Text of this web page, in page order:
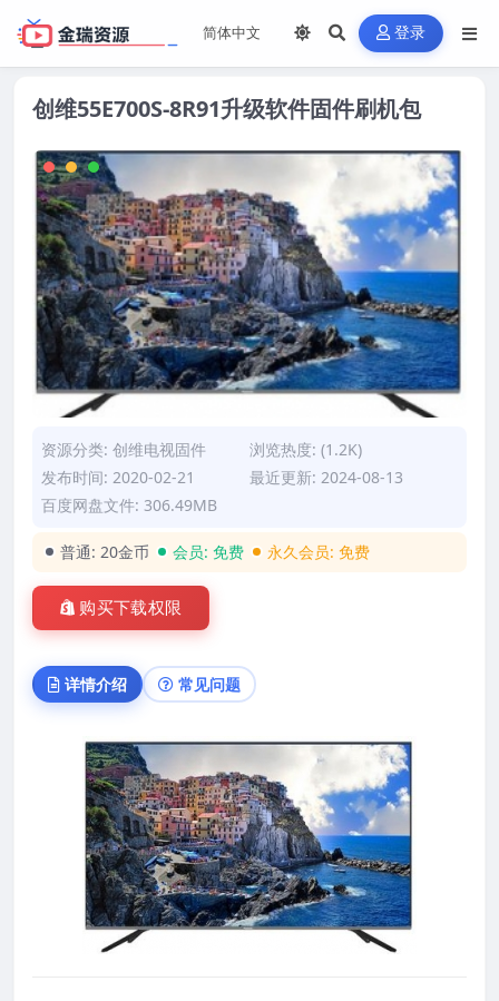
登录
创维55E700S-8R91升级软件固件刷机包
资源分类: 创维电视固件
浏览热度: (1.2K)
发布时间: 2020-02-21
最近更新: 2024-08-13
百度网盘文件: 306.49MB
普通: 20金币 会员: 免费 永久会员: 免费
购买下载权限
详情介绍 常见问题